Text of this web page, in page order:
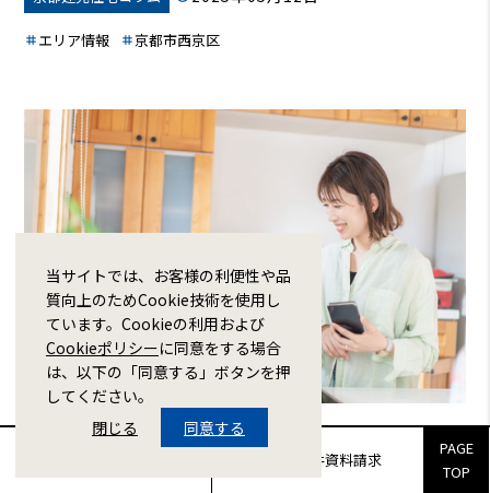
徴、予算や間取り、立地条件の検討方法、不動産会社選び、住
宅ローンや資金計画まで、スムーズで後悔のない家探しをサポ
応援します。
エリア情報 京都市西京区
【京都で子育てしやすい家】理想の住まい探しを
販売物件資料請求
PAGE
TOP
当サイトでは、お客様の利便性や品
質向上のためCookie技術を使用し
ています。Cookieの利用および
Cookieポリシーに同意をする場合
は、以下の「同意する」ボタンを押
してください。
閉じる
同意する